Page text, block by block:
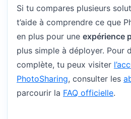
Si tu compares plusieurs
t’aide à comprendre ce que
en plus pour une expérience
plus simple à déployer. Pour
complète, tu peux visiter
PhotoSharing, consulter les
parcourir la FAQ officielle.